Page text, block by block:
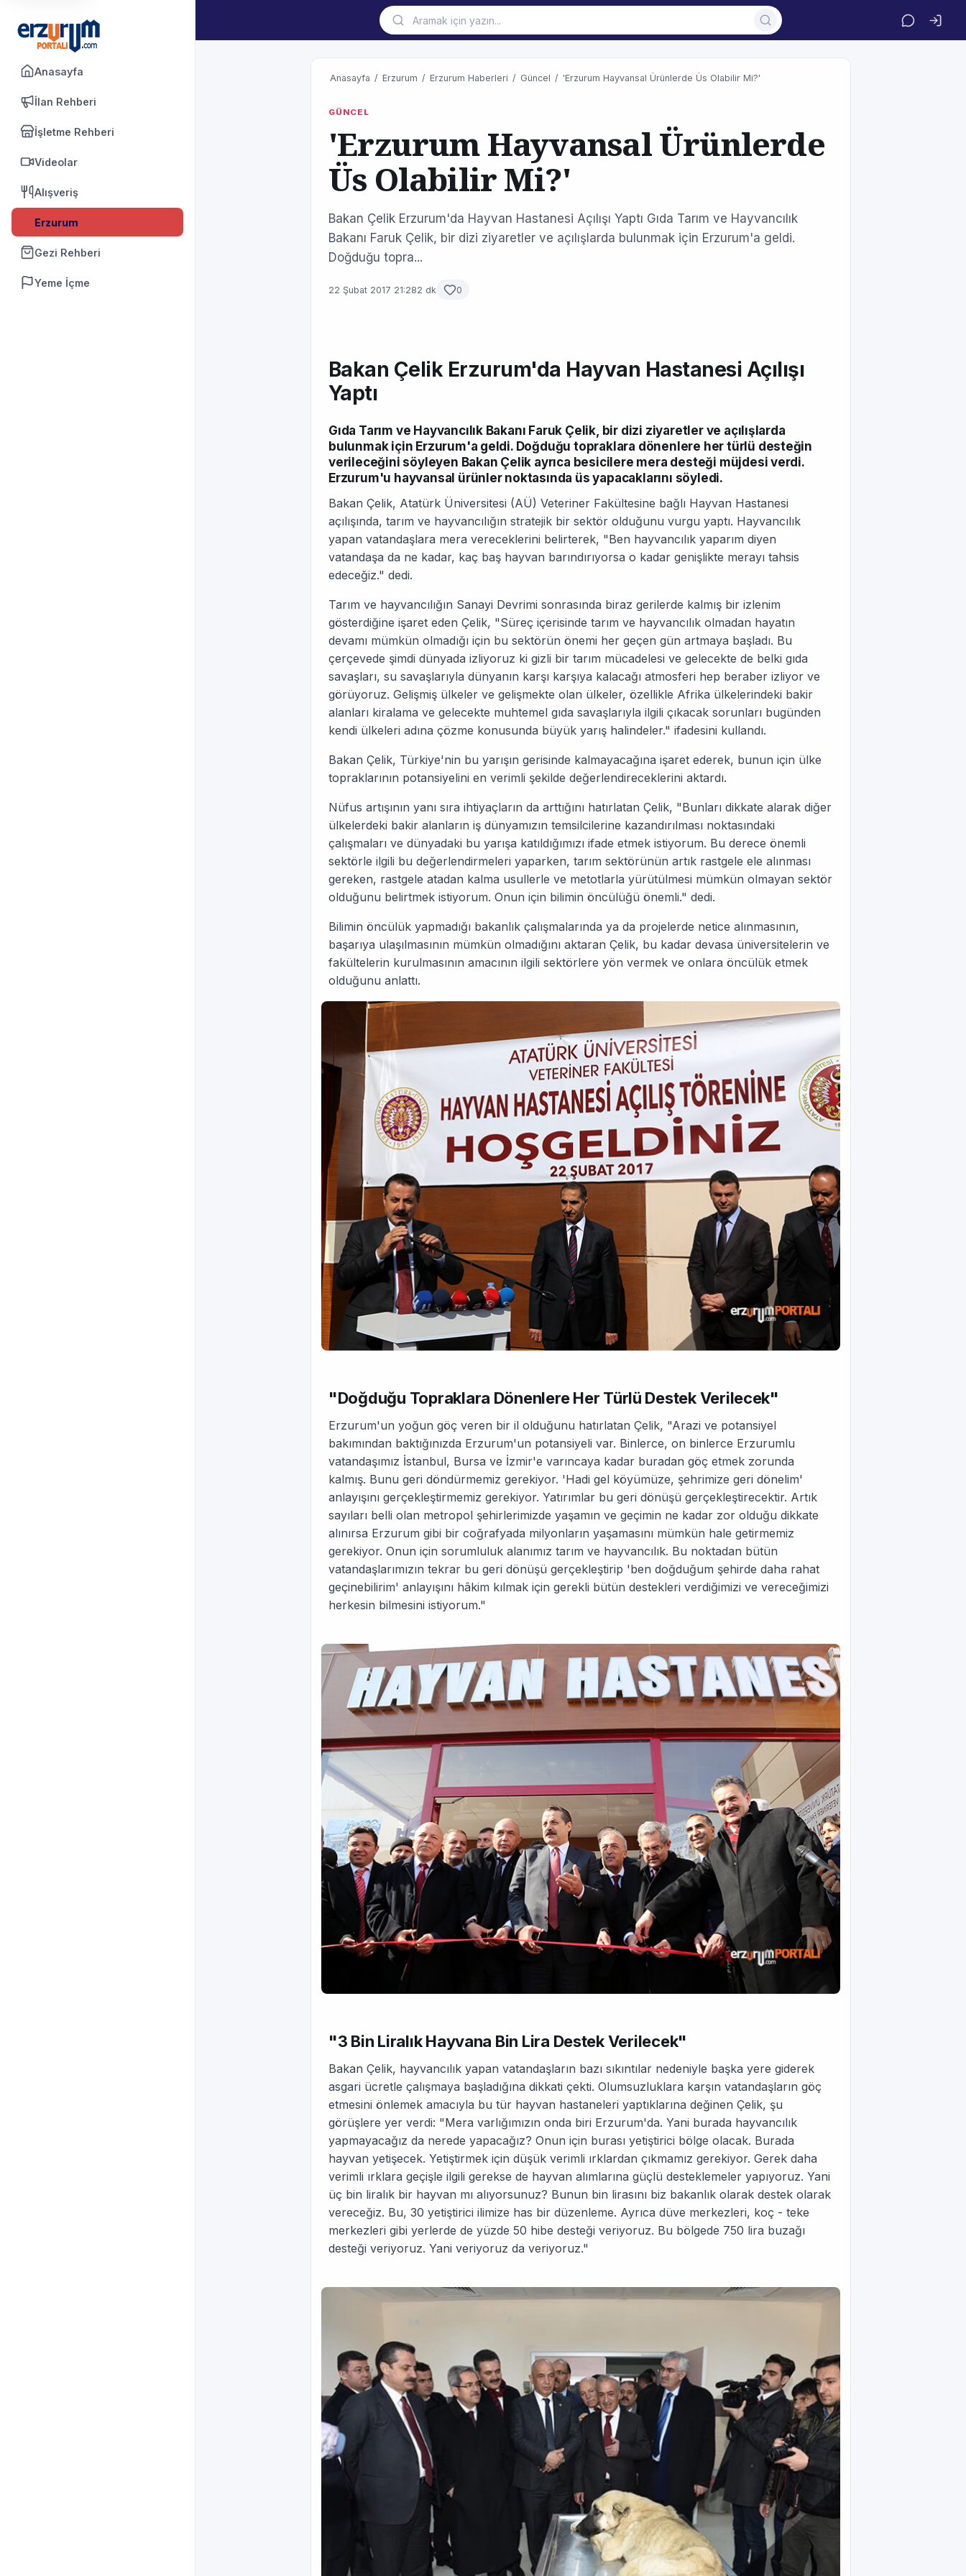
Anasayfa
İlan Rehberi
İşletme Rehberi
Videolar
Alışveriş
Erzurum
Gezi Rehberi
Yeme İçme
Anasayfa / Erzurum / Erzurum Haberleri / Güncel / 'Erzurum Hayvansal Ürünlerde Üs Olabilir Mi?'
GÜNCEL
'Erzurum Hayvansal Ürünlerde
Üs Olabilir Mi?'
Bakan Çelik Erzurum'da Hayvan Hastanesi Açılışı Yaptı Gıda Tarım ve Hayvancılık
Bakanı Faruk Çelik, bir dizi ziyaretler ve açılışlarda bulunmak için Erzurum'a geldi.
Doğduğu topra...
22 Şubat 2017 21:282 dk 0
Bakan Çelik Erzurum'da Hayvan Hastanesi Açılışı
Yaptı
Gıda Tarım ve Hayvancılık Bakanı Faruk Çelik, bir dizi ziyaretler ve açılışlarda
bulunmak için Erzurum'a geldi. Doğduğu topraklara dönenlere her türlü desteğin
verileceğini söyleyen Bakan Çelik ayrıca besicilere mera desteği müjdesi verdi.
Erzurum'u hayvansal ürünler noktasında üs yapacaklarını söyledi.
Bakan Çelik, Atatürk Üniversitesi (AÜ) Veteriner Fakültesine bağlı Hayvan Hastanesi
açılışında, tarım ve hayvancılığın stratejik bir sektör olduğunu vurgu yaptı. Hayvancılık
yapan vatandaşlara mera vereceklerini belirterek, "Ben hayvancılık yaparım diyen
vatandaşa da ne kadar, kaç baş hayvan barındırıyorsa o kadar genişlikte merayı tahsis
edeceğiz." dedi.
Tarım ve hayvancılığın Sanayi Devrimi sonrasında biraz gerilerde kalmış bir izlenim
gösterdiğine işaret eden Çelik, "Süreç içerisinde tarım ve hayvancılık olmadan hayatın
devamı mümkün olmadığı için bu sektörün önemi her geçen gün artmaya başladı. Bu
çerçevede şimdi dünyada izliyoruz ki gizli bir tarım mücadelesi ve gelecekte de belki gıda
savaşları, su savaşlarıyla dünyanın karşı karşıya kalacağı atmosferi hep beraber izliyor ve
görüyoruz. Gelişmiş ülkeler ve gelişmekte olan ülkeler, özellikle Afrika ülkelerindeki bakir
alanları kiralama ve gelecekte muhtemel gıda savaşlarıyla ilgili çıkacak sorunları bugünden
kendi ülkeleri adına çözme konusunda büyük yarış halindeler." ifadesini kullandı.
Bakan Çelik, Türkiye'nin bu yarışın gerisinde kalmayacağına işaret ederek, bunun için ülke
topraklarının potansiyelini en verimli şekilde değerlendireceklerini aktardı.
Nüfus artışının yanı sıra ihtiyaçların da arttığını hatırlatan Çelik, "Bunları dikkate alarak diğer
ülkelerdeki bakir alanların iş dünyamızın temsilcilerine kazandırılması noktasındaki
çalışmaları ve dünyadaki bu yarışa katıldığımızı ifade etmek istiyorum. Bu derece önemli
sektörle ilgili bu değerlendirmeleri yaparken, tarım sektörünün artık rastgele ele alınması
gereken, rastgele atadan kalma usullerle ve metotlarla yürütülmesi mümkün olmayan sektör
olduğunu belirtmek istiyorum. Onun için bilimin öncülüğü önemli." dedi.
Bilimin öncülük yapmadığı bakanlık çalışmalarında ya da projelerde netice alınmasının,
başarıya ulaşılmasının mümkün olmadığını aktaran Çelik, bu kadar devasa üniversitelerin ve
fakültelerin kurulmasının amacının ilgili sektörlere yön vermek ve onlara öncülük etmek
olduğunu anlattı.
"Doğduğu Topraklara Dönenlere Her Türlü Destek Verilecek"
Erzurum'un yoğun göç veren bir il olduğunu hatırlatan Çelik, "Arazi ve potansiyel
bakımından baktığınızda Erzurum'un potansiyeli var. Binlerce, on binlerce Erzurumlu
vatandaşımız İstanbul, Bursa ve İzmir'e varıncaya kadar buradan göç etmek zorunda
kalmış. Bunu geri döndürmemiz gerekiyor. 'Hadi gel köyümüze, şehrimize geri dönelim'
anlayışını gerçekleştirmemiz gerekiyor. Yatırımlar bu geri dönüşü gerçekleştirecektir. Artık
sayıları belli olan metropol şehirlerimizde yaşamın ve geçimin ne kadar zor olduğu dikkate
alınırsa Erzurum gibi bir coğrafyada milyonların yaşamasını mümkün hale getirmemiz
gerekiyor. Onun için sorumluluk alanımız tarım ve hayvancılık. Bu noktadan bütün
vatandaşlarımızın tekrar bu geri dönüşü gerçekleştirip 'ben doğduğum şehirde daha rahat
geçinebilirim' anlayışını hâkim kılmak için gerekli bütün destekleri verdiğimizi ve vereceğimizi
herkesin bilmesini istiyorum."
"3 Bin Liralık Hayvana Bin Lira Destek Verilecek"
Bakan Çelik, hayvancılık yapan vatandaşların bazı sıkıntılar nedeniyle başka yere giderek
asgari ücretle çalışmaya başladığına dikkati çekti. Olumsuzluklara karşın vatandaşların göç
etmesini önlemek amacıyla bu tür hayvan hastaneleri yaptıklarına değinen Çelik, şu
görüşlere yer verdi: "Mera varlığımızın onda biri Erzurum'da. Yani burada hayvancılık
yapmayacağız da nerede yapacağız? Onun için burası yetiştirici bölge olacak. Burada
hayvan yetişecek. Yetiştirmek için düşük verimli ırklardan çıkmamız gerekiyor. Gerek daha
verimli ırklara geçişle ilgili gerekse de hayvan alımlarına güçlü desteklemeler yapıyoruz. Yani
üç bin liralık bir hayvan mı alıyorsunuz? Bunun bin lirasını biz bakanlık olarak destek olarak
vereceğiz. Bu, 30 yetiştirici ilimize has bir düzenleme. Ayrıca düve merkezleri, koç - teke
merkezleri gibi yerlerde de yüzde 50 hibe desteği veriyoruz. Bu bölgede 750 lira buzağı
desteği veriyoruz. Yani veriyoruz da veriyoruz."